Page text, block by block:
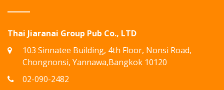
Thai Jiaranai Group Pub Co., LTD
103 Sinnatee Building, 4th Floor, Nonsi Road,
Chongnonsi, Yannawa,Bangkok 10120
02-090-2482